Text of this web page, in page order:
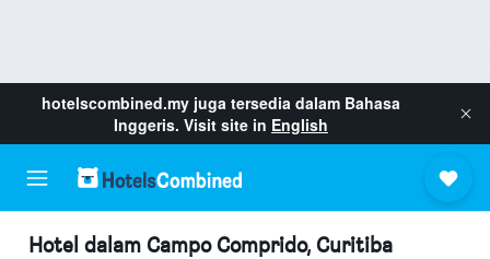
hotelscombined.my juga tersedia dalam Bahasa
Inggeris. Visit site in English
Hotel dalam Campo Comprido, Curitiba